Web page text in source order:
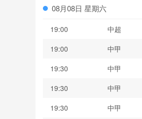
08月08日 星期六
19:00 中超
19:00
中甲
19:30
中甲
19:30
中甲
19:30
中甲